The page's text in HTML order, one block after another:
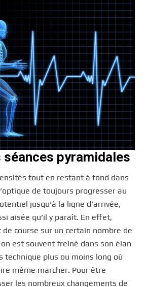
pyramidales
tout en restant à fond dans
de toujours progresser au
jusqu’à la ligne d’arrivée,
aisée qu’il y paraît. En effet,
course sur un certain nombre de
est souvent freiné dans son élan
technique plus ou moins long où
même marcher. Pour être
les nombreux changements de